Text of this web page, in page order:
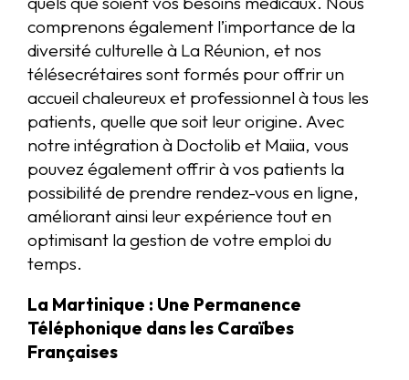
comprenons également l’importance de la
diversité culturelle à La Réunion, et nos
télésecrétaires sont formés pour offrir un
accueil chaleureux et professionnel à tous les
patients, quelle que soit leur origine. Avec
notre intégration à Doctolib et Maiia, vous
pouvez également offrir à vos patients la
possibilité de prendre rendez-vous en ligne,
améliorant ainsi leur expérience tout en
optimisant la gestion de votre emploi du
temps.
La Martinique : Une Permanence
Téléphonique dans les Caraïbes
Françaises